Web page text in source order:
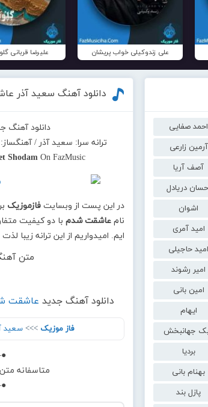
علی زندوکیلی خواب پریشان علیرضا قربانی
احمد صفایی
آرمین زارعی
آصف آریا
دریادل
اشوان
امید آمری
امید حاجیلی
امیر رشوند
امین بانی
ایهام
جهانبخش
بردیا
بهنام بانی
پازل بند
دانلود آهنگ سعید آذر
دانلود آهنگ
ترانه سرا: سعید آذر /
Shodam On FazMusic
در این پست از وبسایت فازموزیک
نام عاشقت شدم
ایم. امیدواریم از این ترانه زیبا
متن
دانلود آهنگ جدید عاشقت
فاز موزیک >>> سعید
متاسفانه